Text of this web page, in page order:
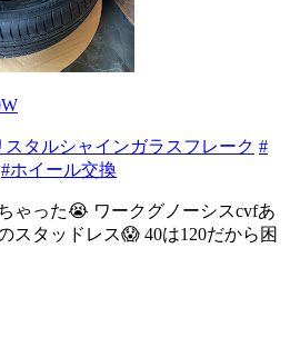
タルシャインガラスフレーク #
#ホイール交換
ゃった😭 ワークグノーシスcvfあ
スタッドレス😱 40は120だから困